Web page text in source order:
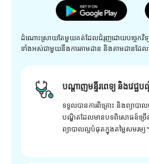
ដំណោះស្រាយតែមួយគត់ដែលជំរុញដោយបច្ចេកវិទ្យាចំ
ទាំងអស់ជាមួយនឹងការតាមដាន និងតាមដានដ
បណ្តាញមន្ទីរពេទ្យ និងវេជ្
ទទួលបានការពិគ្រោះ និងព្យាបាលន
បណ្ឌិតដែលមានបទពិសោធន៍ច្រើ
ព្យាបាលល្អបំផុតក្នុងតម្លៃសមរម្យ។